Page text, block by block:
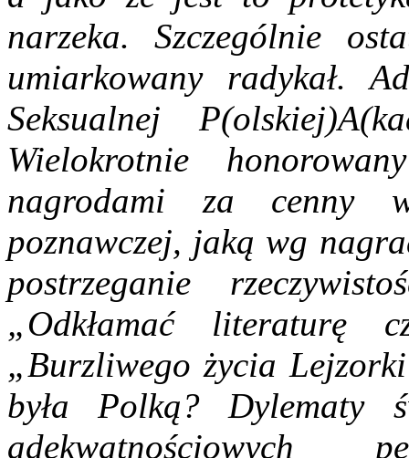
narzeka. Szczególnie
umiarkowany radykał.
Seksualnej
Wielokrotnie
nagrodami za cenny
poznawczej, jaką wg
postrzeganie
„Odkłamać literaturę
„Burzliwego życia
była Polką? Dylematy
adekwatnościowych